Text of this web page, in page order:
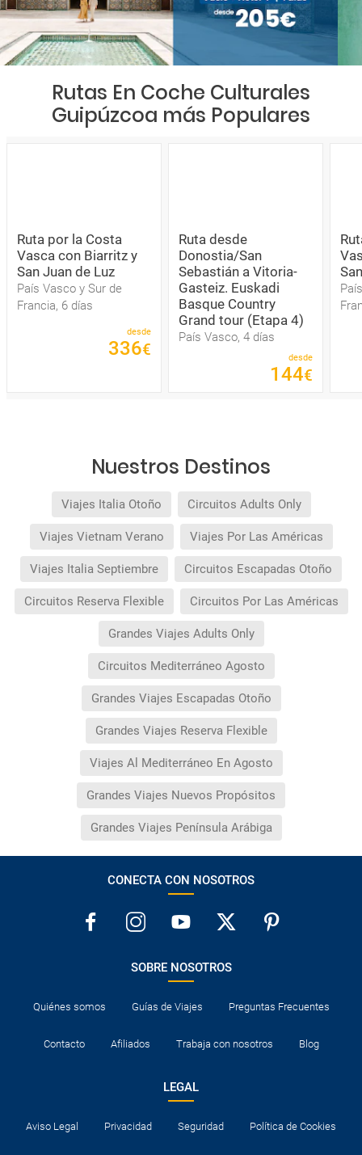
Rutas En Coche Culturales
Guipúzcoa más Populares
Ruta por la Costa
Vasca con Biarritz y
San Juan de Luz
País Vasco y Sur de
Francia, 6 días
desde
336€
Ruta desde
Donostia/San
Sebastián a Vitoria-
Gasteiz. Euskadi
Basque Country
Grand tour (Etapa 4)
País Vasco, 4 días
desde
144€
Nuestros Destinos
Viajes Italia Otoño Circuitos Adults Only
Viajes Vietnam Verano Viajes Por Las Américas
Viajes Italia Septiembre Circuitos Escapadas Otoño
Circuitos Reserva Flexible Circuitos Por Las Américas
Grandes Viajes Adults Only
Circuitos Mediterráneo Agosto
Grandes Viajes Escapadas Otoño
Grandes Viajes Reserva Flexible
Viajes Al Mediterráneo En Agosto
Grandes Viajes Nuevos Propósitos
Grandes Viajes Península Arábiga
CONECTA CON NOSOTROS
SOBRE NOSOTROS
Quiénes somos Guías de Viajes Preguntas Frecuentes
Contacto Afiliados Trabaja con nosotros Blog
LEGAL
Aviso Legal Privacidad Seguridad Política de Cookies